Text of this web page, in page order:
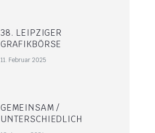
38. LEIPZIGER
GRAFIKBÖRSE
11. Februar 2025
GEMEINSAM /
UNTERSCHIEDLICH